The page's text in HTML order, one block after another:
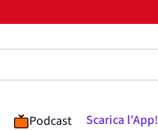
Podcast Scarica l'App!